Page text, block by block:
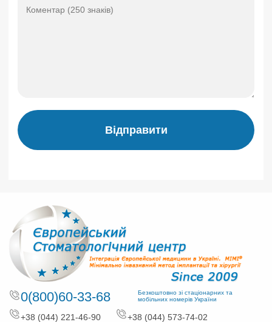
Відправити
0(800)60-33-68
Безкоштовно зі стаціонарних та
мобільних номерів України
+38 (044) 221-46-90 +38 (044) 573-74-02